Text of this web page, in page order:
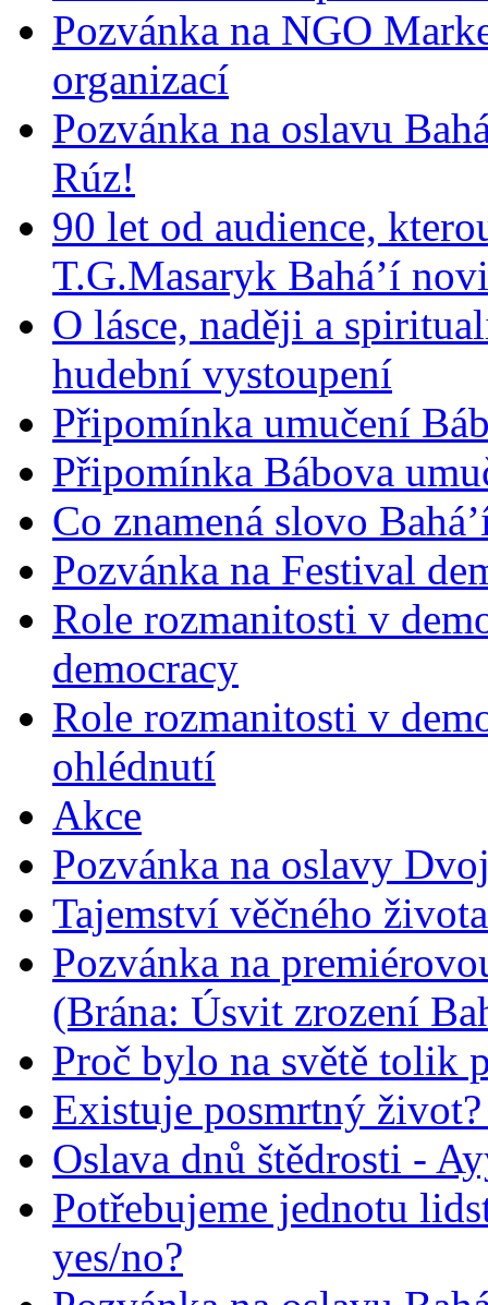
Pozvánka na NGO
organizací
Pozvánka na oslavu
Rúz!
90 let od audience,
T.G.Masaryk Bahá’í
O lásce, naději a
hudební vystoupení
Připomínka umučení
Připomínka Bábova
Co znamená slovo
Pozvánka na Festival
Role rozmanitosti v
democracy
Role rozmanitosti v
ohlédnutí
Akce
Pozvánka na oslavy
Tajemství věčného života
Pozvánka na
(Brána: Úsvit zrození
Proč bylo na světě tolik
Existuje posmrtný
Oslava dnů štědrosti -
Potřebujeme jednotu
yes/no?